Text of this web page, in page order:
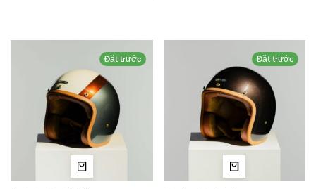
Đặt trước Đặt trước